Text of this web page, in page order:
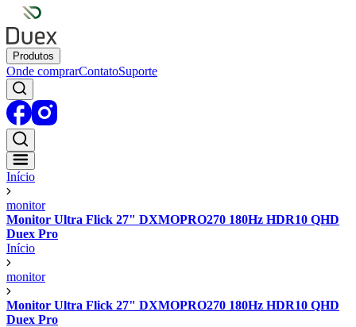
Produtos
Onde comprarContatoSuporte
Início
monitor
Monitor Ultra Flick 27" DXMOPRO270 180Hz HDR10 QHD
Duex Pro
Início
monitor
Monitor Ultra Flick 27" DXMOPRO270 180Hz HDR10 QHD
Duex Pro